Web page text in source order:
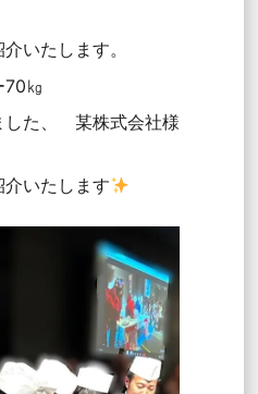
いたします。
70㎏
した、 某株式会社様
いたします